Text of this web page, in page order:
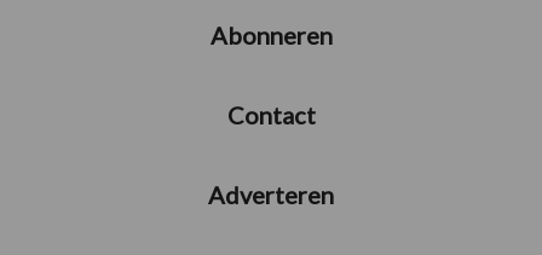
Abonneren
Contact
Adverteren